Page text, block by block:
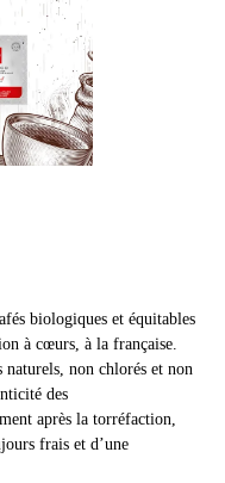
biologiques et équitables
à cœurs, à la française.
non chlorés et non
des
après la torréfaction,
frais et d’une